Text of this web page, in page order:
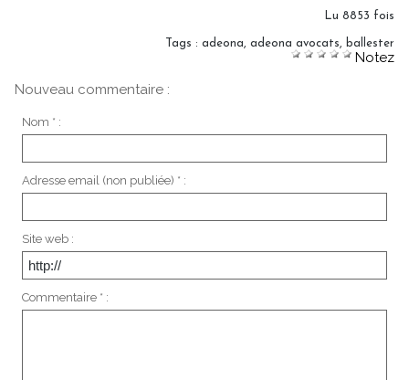
Lu 8853 fois
Tags : adeona, adeona avocats, ballester
Notez
Nouveau commentaire :
Nom * :
Adresse email (non publiée) * :
Site web :
Commentaire * :